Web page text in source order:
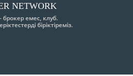
NETWORK
емес, клуб.
біріктіреміз.